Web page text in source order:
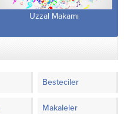
Uzzal Makamı
Besteciler
Makaleler